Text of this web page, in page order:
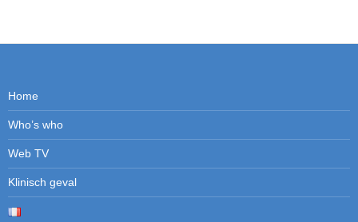
Home
Who’s who
Web TV
Klinisch geval